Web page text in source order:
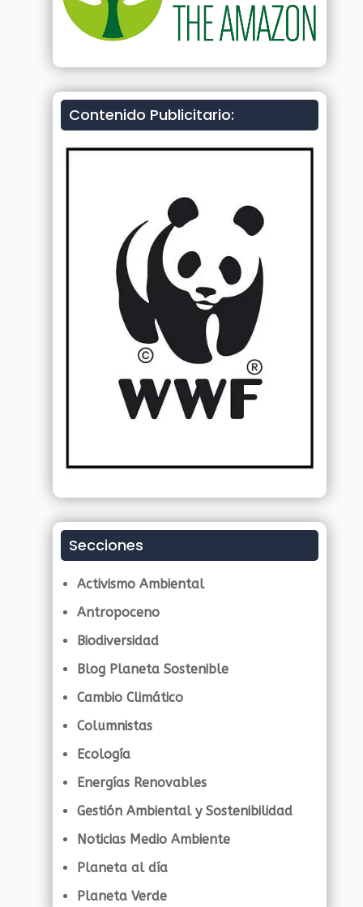
Contenido Publicitario:
Secciones
Activismo Ambiental
Antropoceno
Biodiversidad
Blog Planeta Sostenible
Cambio Climático
Columnistas
Ecología
Energías Renovables
Gestión Ambiental y Sostenibilidad
Noticias Medio Ambiente
Planeta al día
Planeta Verde